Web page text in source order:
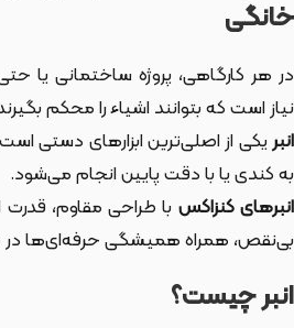
خانگی
در هر کارگاهی، پروژه ساختمانی یا
نیاز است که بتوانند اشیاء را محکم
انبریکی از اصلی‌ترین ابزارهای دستی
به کندی یا با دقت پایین انجام می‌شود.
انبرهای کنزاکس با طراحی مقاوم،
بی‌نقص، همراه همیشگی حرفه‌ای‌ها
انبر چیست؟